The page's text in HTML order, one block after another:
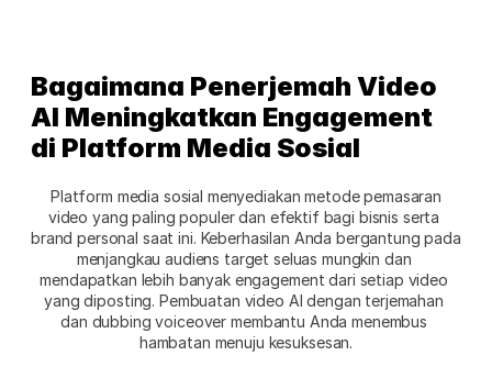
Bagaimana Penerjemah Video
AI Meningkatkan Engagement
di Platform Media Sosial
Platform media sosial menyediakan metode pemasaran
video yang paling populer dan efektif bagi bisnis serta
brand personal saat ini. Keberhasilan Anda bergantung pada
menjangkau audiens target seluas mungkin dan
mendapatkan lebih banyak engagement dari setiap video
yang diposting. Pembuatan video AI dengan terjemahan
dan dubbing voiceover membantu Anda menembus
hambatan menuju kesuksesan.